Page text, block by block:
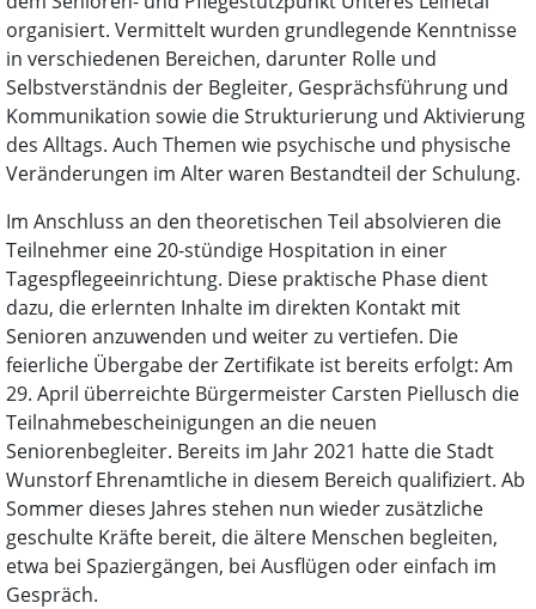
organisiert. Vermittelt wurden grundlegende Kenntnisse
in verschiedenen Bereichen, darunter Rolle und
Selbstverständnis der Begleiter, Gesprächsführung und
Kommunikation sowie die Strukturierung und Aktivierung
des Alltags. Auch Themen wie psychische und physische
Veränderungen im Alter waren Bestandteil der Schulung.
Im Anschluss an den theoretischen Teil absolvieren die
Teilnehmer eine 20-stündige Hospitation in einer
Tagespflegeeinrichtung. Diese praktische Phase dient
dazu, die erlernten Inhalte im direkten Kontakt mit
Senioren anzuwenden und weiter zu vertiefen. Die
feierliche Übergabe der Zertifikate ist bereits erfolgt: Am
29. April überreichte Bürgermeister Carsten Piellusch die
Teilnahmebescheinigungen an die neuen
Seniorenbegleiter. Bereits im Jahr 2021 hatte die Stadt
Wunstorf Ehrenamtliche in diesem Bereich qualifiziert. Ab
Sommer dieses Jahres stehen nun wieder zusätzliche
geschulte Kräfte bereit, die ältere Menschen begleiten,
etwa bei Spaziergängen, bei Ausflügen oder einfach im
Gespräch.